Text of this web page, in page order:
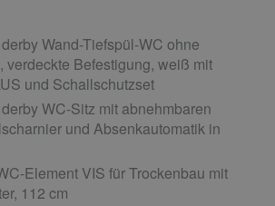
Wand-Tiefspül-WC ohne
verdeckte Befestigung, weiß mit
und Schallschutzset
WC-Sitz mit abnehmbaren
und Absenkautomatik in
Element VIS für Trockenbau mit
112 cm